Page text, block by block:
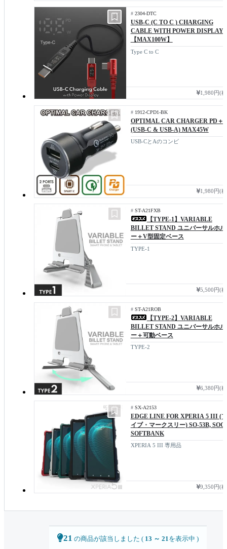
# 2304-DTC
USB-C (C TO C ) CHARGING
CABLE WITH POWER DISPLAY
【MAX100W】
Type C to C
1,980円(
# 1912-CPD1-BK
OPTIMAL CAR CHARGER PD＋
(USB-C & USB-A) MAX45W
USB-CとAのコンビ
1,980円(
# ST-A21FXB
【TYPE-1】VARIABLE
BILLET STAND ユニバーサルホル
ー＋V型固定ベース
TYPE-1
5,500円(
# ST-A21ROB
【TYPE-2】VARIABLE
BILLET STAND ユニバーサルホル
ー＋可動ベース
TYPE-2
6,380円(
# SX-A2153
EDGE LINE FOR XPERIA 5 III (
イブ・マークスリー) SO-53B,
SOFTBANK
XPERIA 5 III 専用品
9,350円(
21 の商品が該当しました ( 13 ～ 21 を表示中 )